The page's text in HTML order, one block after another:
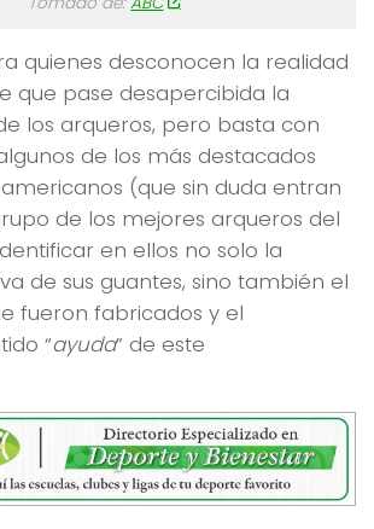
quienes desconocen la realidad
que pase desapercibida la
los arqueros, pero basta con
de los más destacados
(que sin duda entran
de los mejores arqueros del
en ellos no solo la
de sus guantes, sino también el
fueron fabricados y el
“ayuda” de este